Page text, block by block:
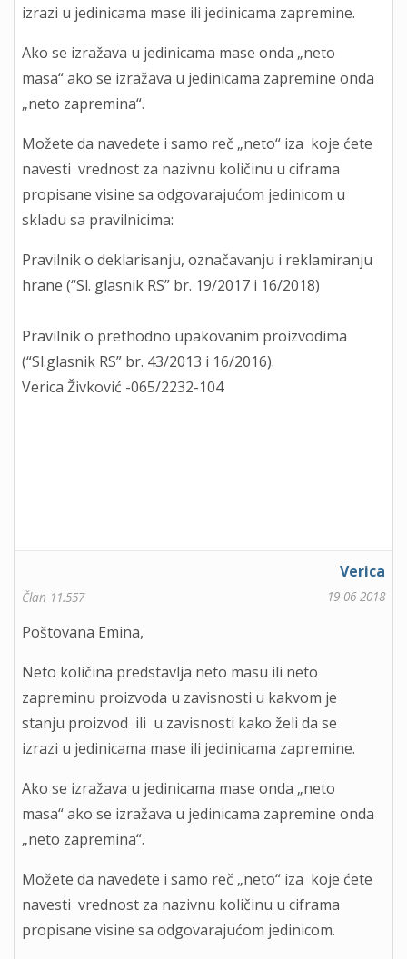
izrazi u jedinicama mase ili jedinicama zapremine.
Ako se izražava u jedinicama mase onda „neto
masa“ ako se izražava u jedinicama zapremine onda
„neto zapremina“.
Možete da navedete i samo reč „neto“ iza koje ćete
navesti vrednost za nazivnu količinu u ciframa
propisane visine sa odgovarajućom jedinicom u
skladu sa pravilnicima:
Pravilnik o deklarisanju, označavanju i reklamiranju
hrane (“Sl. glasnik RS” br. 19/2017 i 16/2018)
Pravilnik o prethodno upakovanim proizvodima
(“Sl.glasnik RS” br. 43/2013 i 16/2016).
Verica Živković -065/2232-104
Verica
Član 11.557 19-06-2018
Poštovana Emina,
Neto količina predstavlja neto masu ili neto
zapreminu proizvoda u zavisnosti u kakvom je
stanju proizvod ili u zavisnosti kako želi da se
izrazi u jedinicama mase ili jedinicama zapremine.
Ako se izražava u jedinicama mase onda „neto
masa“ ako se izražava u jedinicama zapremine onda
„neto zapremina“.
Možete da navedete i samo reč „neto“ iza koje ćete
navesti vrednost za nazivnu količinu u ciframa
propisane visine sa odgovarajućom jedinicom.